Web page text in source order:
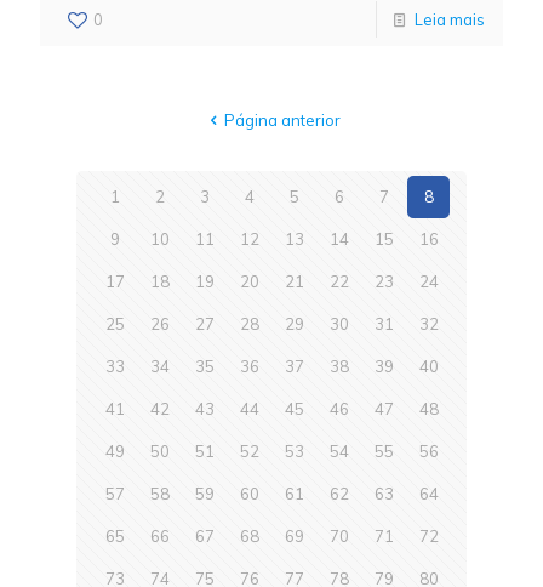
0 Leia mais
Página anterior
1 2 3 4 5 6 7 8
9 10 11 12 13 14 15 16
17 18 19 20 21 22 23 24
25 26 27 28 29 30 31 32
33 34 35 36 37 38 39 40
41 42 43 44 45 46 47 48
49 50 51 52 53 54 55 56
57 58 59 60 61 62 63 64
65 66 67 68 69 70 71 72
73 74 75 76 77 78 79 80